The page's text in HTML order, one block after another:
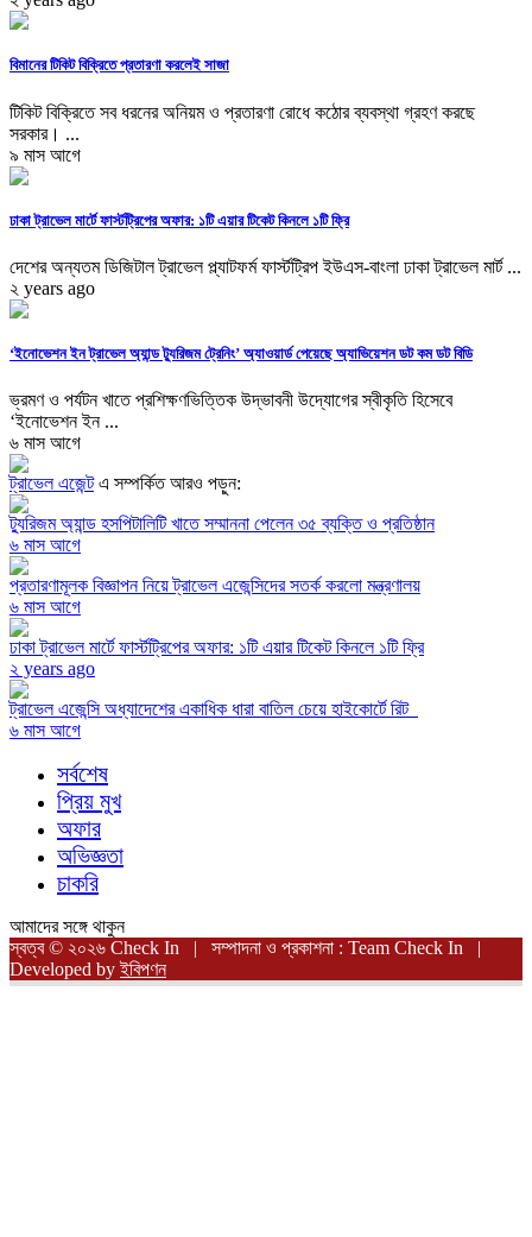
বিমানের টিকিট বিক্রিতে প্রতারণা করলেই সাজা
টিকিট বিক্রিতে সব ধরনের অনিয়ম ও প্রতারণা রোধে কঠোর ব্যবস্থা গ্রহণ করছে
সরকার। ...
৯ মাস আগে
ঢাকা ট্রাভেল মার্টে ফার্স্টট্রিপের অফার: ১টি এয়ার টিকেট কিনলে ১টি ফ্রি
দেশের অন্যতম ডিজিটাল ট্রাভেল প্ল্যাটফর্ম ফার্স্টট্রিপ ইউএস-বাংলা ঢাকা ট্রাভেল মার্ট ...
২ years ago
‘ইনোভেশন ইন ট্রাভেল অ্যান্ড ট্যুরিজম ট্রেনিং’ অ্যাওয়ার্ড পেয়েছে অ্যাভিয়েশন ডট কম ডট বিডি
ভ্রমণ ও পর্যটন খাতে প্রশিক্ষণভিত্তিক উদ্ভাবনী উদ্যোগের স্বীকৃতি হিসেবে
‘ইনোভেশন ইন ...
৬ মাস আগে
ট্রাভেল এজেন্টএ সম্পর্কিত আরও পড়ুন:
ট্যুরিজম অ্যান্ড হসপিটালিটি খাতে সম্মাননা পেলেন ৩৫ ব্যক্তি ও প্রতিষ্ঠান
৬ মাস আগে
প্রতারণামূলক বিজ্ঞাপন নিয়ে ট্রাভেল এজেন্সিদের সতর্ক করলো মন্ত্রণালয়
৬ মাস আগে
ঢাকা ট্রাভেল মার্টে ফার্স্টট্রিপের অফার: ১টি এয়ার টিকেট কিনলে ১টি ফ্রি
২ years ago
ট্রাভেল এজেন্সি অধ্যাদেশের একাধিক ধারা বাতিল চেয়ে হাইকোর্টে রিট
৬ মাস আগে
সর্বশেষ
প্রিয় মুখ
অফার
অভিজ্ঞতা
চাকরি
আমাদের সঙ্গে থাকুন
স্বত্ব © ২০২৬ Check In | সম্পাদনা ও প্রকাশনা : Team Check In |
Developed byইবিপণন